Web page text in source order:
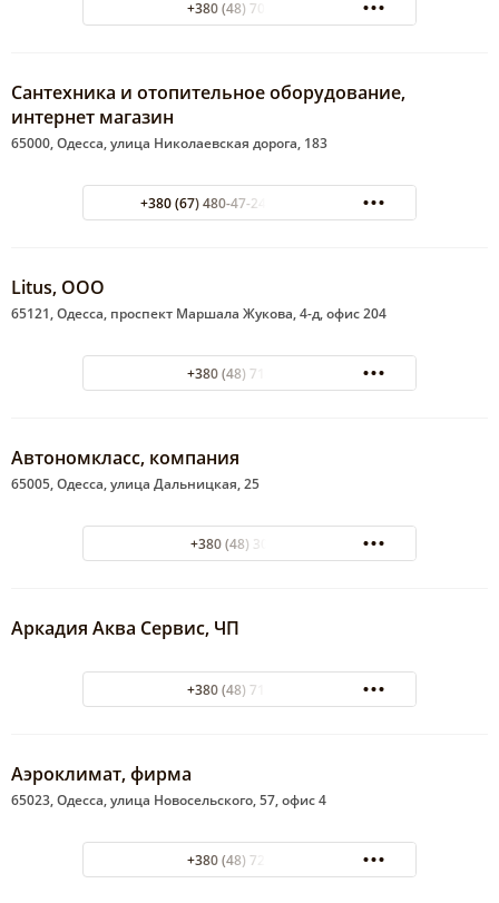
+380 (48) 702-32-87
Сантехника и отопительное оборудование,
интернет магазин
65000, Одесса, улица Николаевская дорога, 183
+380 (67) 480-47-24 048 716-11-72
Litus, ООО
65121, Одесса, проспект Маршала Жукова, 4-д, офис 204
+380 (48) 718-88-24
Автономкласс, компания
65005, Одесса, улица Дальницкая, 25
+380 (48) 30-96-95
Аркадия Аква Сервис, ЧП
+380 (48) 711-64-73
Аэроклимат, фирма
65023, Одесса, улица Новосельского, 57, офис 4
+380 (48) 723-02-14